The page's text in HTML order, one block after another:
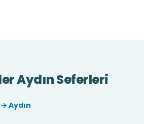
Aydın Seferleri
Aydın